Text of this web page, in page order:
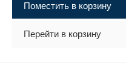
Поместить в корзину
Перейти в корзину